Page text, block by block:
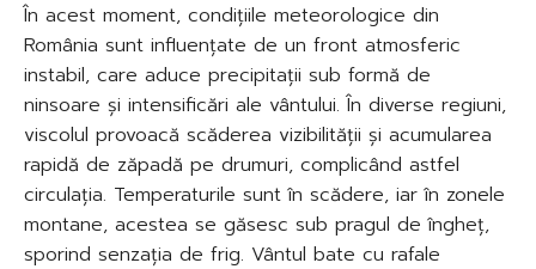
În acest moment, condițiile meteorologice din
România sunt influențate de un front atmosferic
instabil, care aduce precipitații sub formă de
ninsoare și intensificări ale vântului. În diverse regiuni,
viscolul provoacă scăderea vizibilității și acumularea
rapidă de zăpadă pe drumuri, complicând astfel
circulația. Temperaturile sunt în scădere, iar în zonele
montane, acestea se găsesc sub pragul de îngheț,
sporind senzația de frig. Vântul bate cu rafale